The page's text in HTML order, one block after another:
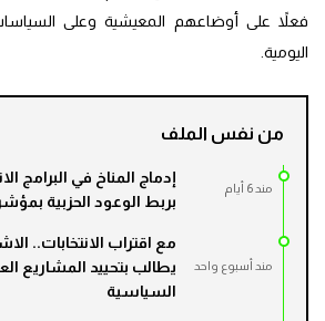
فعلاً على أوضاعهم المعيشية وعلى
اليومية.
من نفس الملف
مند 6 أيام
إدماج المناخ في البرامج
بربط الوعود الحزبية
مند أسبوع واحد
مع اقتراب الانتخابات..
يطالب بتحييد المشاريع
السياسية